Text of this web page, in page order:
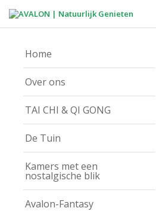
Home
Over ons
TAI CHI & QI GONG
De Tuin
Kamers met een
nostalgische blik
Avalon-Fantasy